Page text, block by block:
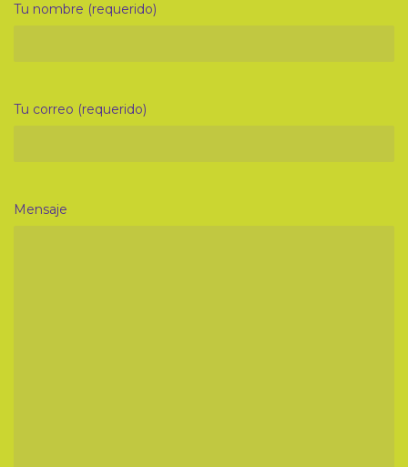
Tu nombre (requerido)
Tu correo (requerido)
Mensaje